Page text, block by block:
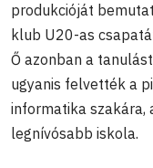
produkcióját
klub U20-as
Ő azonban a
ugyanis felvették a
informatika szakára,
legnívósabb iskola.